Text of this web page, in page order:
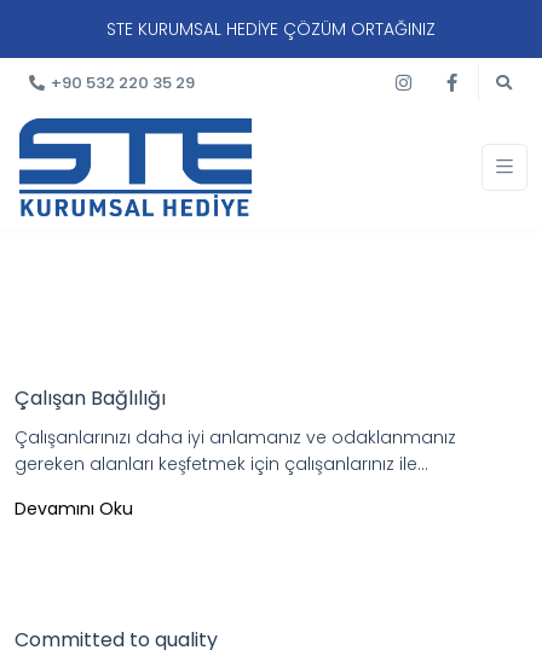
STE KURUMSAL HEDİYE ÇÖZÜM ORTAĞINIZ
+90 532 220 35 29
Çalışan Bağlılığı
Çalışanlarınızı daha iyi anlamanız ve odaklanmanız
gereken alanları keşfetmek için çalışanlarınız ile...
Devamını Oku
Committed to quality